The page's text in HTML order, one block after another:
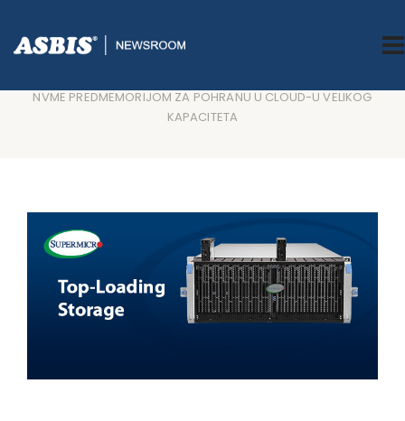
ASBIS.BA>AKCIJE-ARHIVA> SUPERMICRO PREDSTAVLJA NOVE
VRHUNSKE I JEDNOSTAVNE DVOSTRUKE SISTEME ZA POHRANU SA
NVME PREDMEMORIJOM ZA POHRANU U CLOUD-U VELIKOG
KAPACITETA